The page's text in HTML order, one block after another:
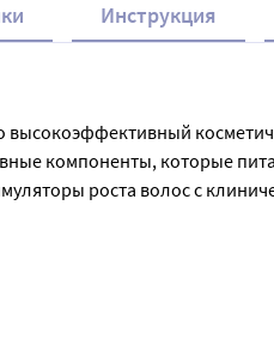
Инструкция
высокоэффективный
компоненты, которые
роста волос с
рост волос.